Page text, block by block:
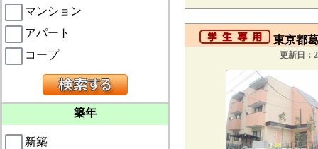
マンション
アパート
コープ
築年
新築
東京都
更新日：